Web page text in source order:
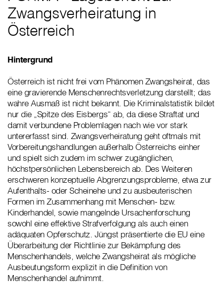
Zwangsverheiratung in
Österreich
Hintergrund
Österreich ist nicht frei vom Phänomen Zwangsheirat, das
eine gravierende Menschenrechtsverletzung darstellt; das
wahre Ausmaß ist nicht bekannt. Die Kriminalstatistik bildet
nur die „Spitze des Eisbergs“ ab, da diese Straftat und
damit verbundene Problemlagen nach wie vor stark
untererfasst sind. Zwangsverheiratung geht oftmals mit
Vorbereitungshandlungen außerhalb Österreichs einher
und spielt sich zudem im schwer zugänglichen,
höchstpersönlichen Lebensbereich ab. Des Weiteren
erschweren konzeptuelle Abgrenzungsprobleme, etwa zur
Aufenthalts- oder Scheinehe und zu ausbeuterischen
Formen im Zusammenhang mit Menschen- bzw.
Kinderhandel, sowie mangelnde Ursachenforschung
sowohl eine effektive Strafverfolgung als auch einen
adäquaten Opferschutz. Jüngst präsentierte die EU eine
Überarbeitung der Richtlinie zur Bekämpfung des
Menschenhandels, welche Zwangsheirat als mögliche
Ausbeutungsform explizit in die Definition von
Menschenhandel aufnimmt.